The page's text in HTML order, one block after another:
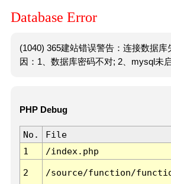
Database Error
(1040) 365建站错误警告：连接数据库
因：1、数据库密码不对; 2、mysql未启
PHP Debug
No. File
1
/index.php
2 /source/function/